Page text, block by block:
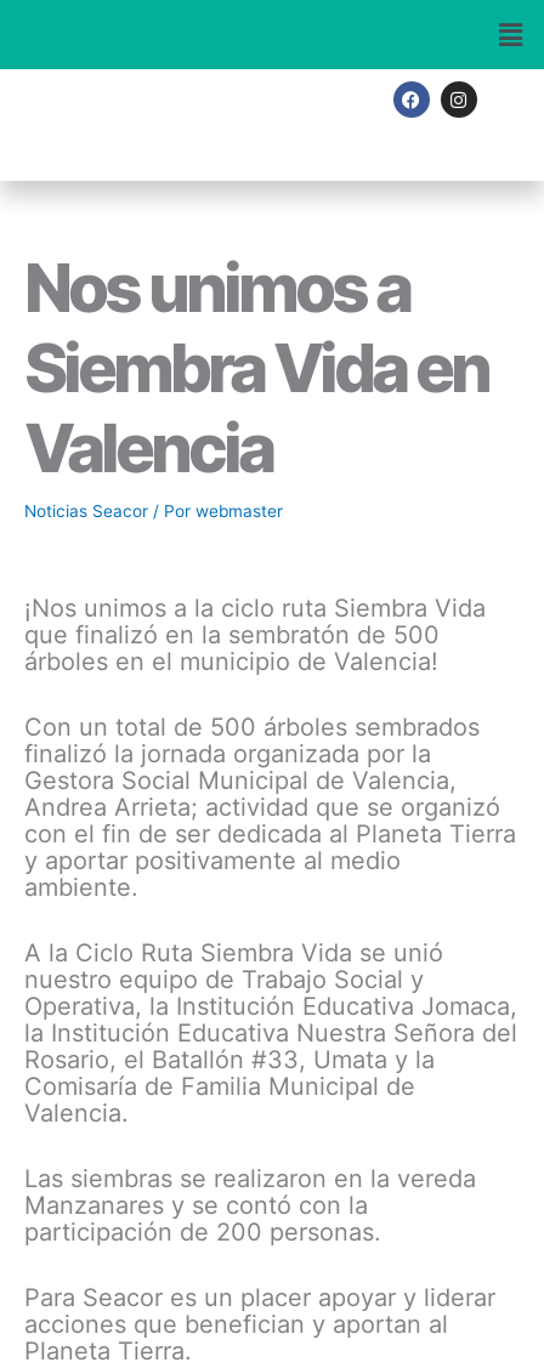
contenido
F
a
o
I
n
g
Nos unimos a
Siembra Vida en
Valencia
Noticias Seacor / Por webmaster
¡Nos unimos a la ciclo ruta Siembra Vida
que finalizó en la sembratón de 500
árboles en el municipio de Valencia!
Con un total de 500 árboles sembrados
finalizó la jornada organizada por la
Gestora Social Municipal de Valencia,
Andrea Arrieta; actividad que se organizó
con el fin de ser dedicada al Planeta Tierra
y aportar positivamente al medio
ambiente.
A la Ciclo Ruta Siembra Vida se unió
nuestro equipo de Trabajo Social y
Operativa, la Institución Educativa Jomaca,
la Institución Educativa Nuestra Señora del
Rosario, el Batallón #33, Umata y la
Comisaría de Familia Municipal de
Valencia.
Las siembras se realizaron en la vereda
Manzanares y se contó con la
participación de 200 personas.
Para Seacor es un placer apoyar y liderar
acciones que benefician y aportan al
Planeta Tierra.